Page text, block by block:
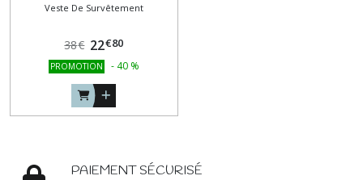
Veste De Survêtement
38€ 22€80
PROMOTION - 40 %
PAIEMENT SÉCURISÉ